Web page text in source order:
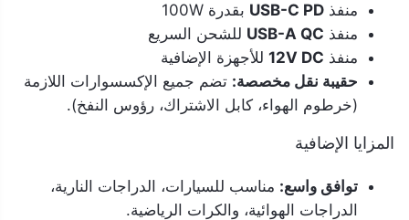
منفذ USB-C PD بقدرة 100W
منفذ USB-A QC للشحن السريع
منفذ 12V DC للأجهزة الإضافية
حقيبة نقل مخصصة: تضم جميع الإكسسوارات اللازمة
(خرطوم الهواء، كابل الاشتراك، رؤوس النفخ).
المزايا الإضافية
توافق واسع: مناسب للسيارات، الدراجات النارية،
الدراجات الهوائية، والكرات الرياضية.